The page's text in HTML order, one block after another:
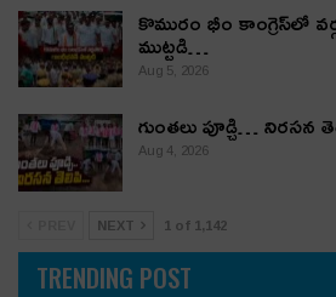
కొమురం భీం కాంగ్రెస్‌లో
ముట్టడి…
Aug 5, 2026
గుంతలు పూడ్చి… నిరసన
Aug 4, 2026
NEXT 1 of 1,142
TRENDING POST